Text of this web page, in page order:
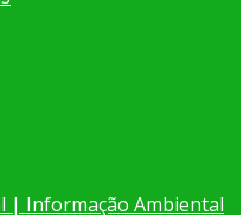
| Informação Ambiental